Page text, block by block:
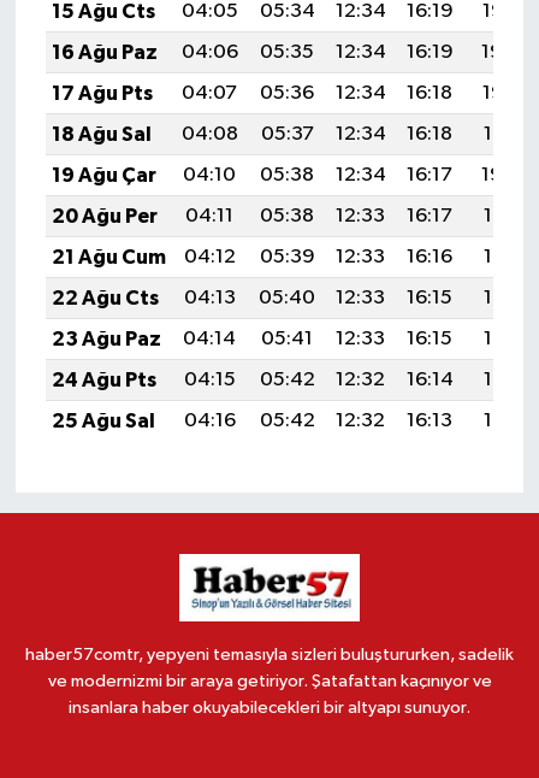
15 Ağu Cts
04:05 05:34 12:34 16:19
19:25
16 Ağu Paz
04:06 05:35 12:34 16:19
19:24
17 Ağu Pts
04:07 05:36 12:34 16:18
19:22
18 Ağu Sal
04:08 05:37 12:34 16:18
19:21
19 Ağu Çar
04:10 05:38 12:34 16:17
19:20
20 Ağu Per
04:11 05:38 12:33 16:17
19:18
21 Ağu Cum
04:12 05:39 12:33 16:16
19:17
22 Ağu Cts
04:13 05:40 12:33 16:15
19:16
23 Ağu Paz
04:14 05:41 12:33 16:15
19:14
24 Ağu Pts
04:15 05:42 12:32 16:14
19:13
25 Ağu Sal
04:16 05:42 12:32 16:13 19:12
haber57comtr, yepyeni temasıyla sizleri buluştururken, sadelik
ve modernizmi bir araya getiriyor. Şatafattan kaçınıyor ve
insanlara haber okuyabilecekleri bir altyapı sunuyor.